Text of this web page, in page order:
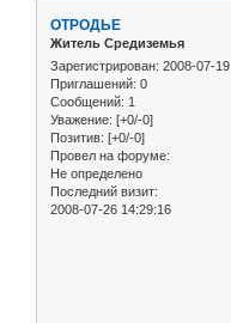
ОТРОДЬЕ
Житель Средиземья
Зарегистрирован: 2008-07-19
Приглашений: 0
Сообщений: 1
Уважение: [+0/-0]
Позитив: [+0/-0]
Провел на форуме:
Не определено
Последний визит:
2008-07-26 14:29:16